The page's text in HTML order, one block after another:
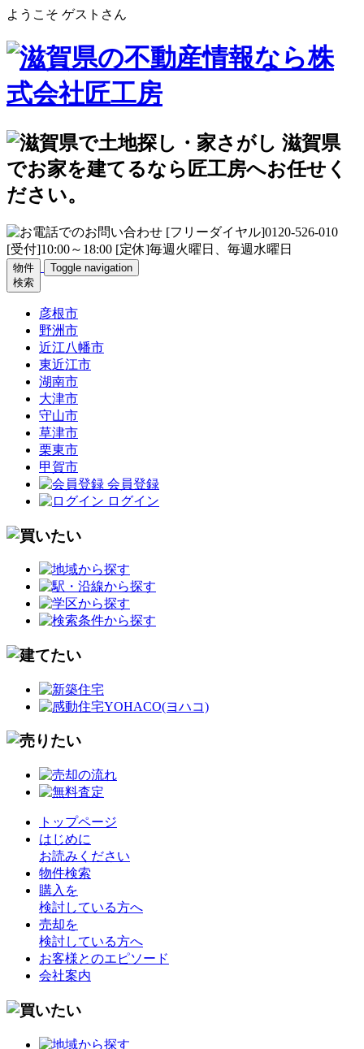
ようこそ ゲストさん
物件
検索
Toggle navigation
彦根市
野洲市
近江八幡市
東近江市
湖南市
大津市
守山市
草津市
栗東市
甲賀市
会員登録
ログイン
トップページ
はじめに
お読みください
物件検索
購入を
検討している方へ
売却を
検討している方へ
お客様とのエピソード
会社案内